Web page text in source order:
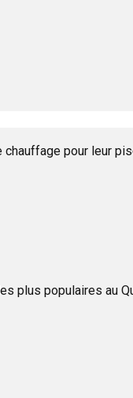
pour leur
plus populaires au